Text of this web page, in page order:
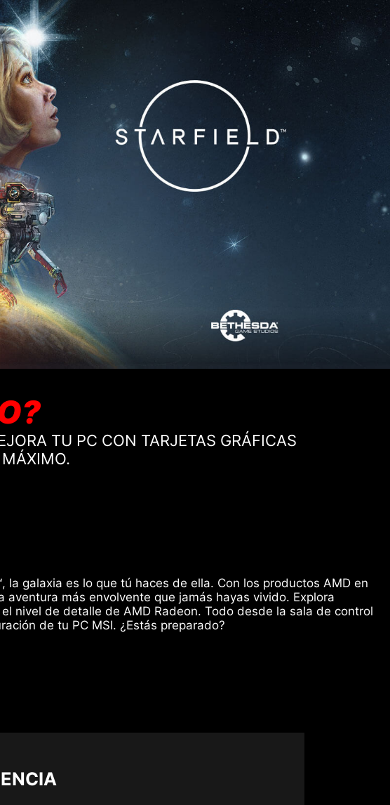
TU PC CON TARJETAS GRÁFICAS
la galaxia es lo que tú haces de ella. Con los productos AMD en
aventura más envolvente que jamás hayas vivido. Explora
nivel de detalle de AMD Radeon. Todo desde la sala de control
de tu PC MSI. ¿Estás preparado?